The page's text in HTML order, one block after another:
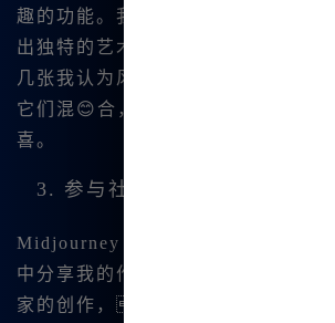
趣的功能。我可👍以将.多张图片结
出独特的艺术效果。使用这个功能
几张我认为风格相似或互补的图片
它们混😊合，👍🔥这样生成的作品
喜。
3. 参与社区互动
Midjourney 的用户社区非常活跃，
中分享我的作品并 获取反馈。我也
家的创作，学习他们的技巧和灵